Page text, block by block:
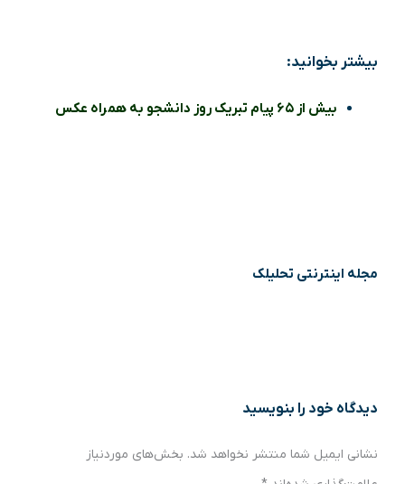
بیشتر بخوانید:
بیش از ۶۵ پیام تبریک روز دانشجو به همراه عکس
مجله اینترنتی تحلیلک
دیدگاه‌ خود را بنویسید
نشانی ایمیل شما منتشر نخواهد شد. بخش‌های موردنیاز